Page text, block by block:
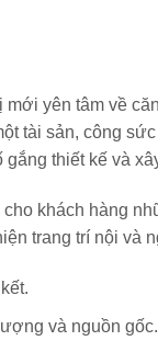
yên tâm về
tài sản, công
thiết kế và
khách hàng
trang trí nội và
và nguồn gốc.